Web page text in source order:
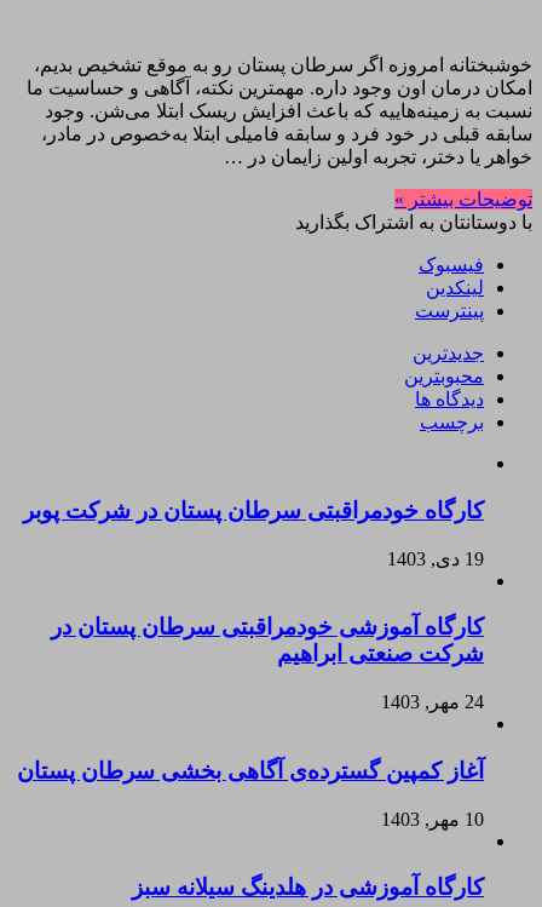
خوشبختانه امروزه اگر سرطان پستان رو به موقع تشخیص بدیم،
امکان درمان اون وجود داره. مهمترین نکته، آگاهی و حساسیت ما
نسبت به زمینه‌هاییه که باعث افزایش ریسک ابتلا می‌شن. وجود
سابقه قبلی در خود فرد و سابقه فامیلی ابتلا به‌خصوص در مادر،
خواهر یا دختر، تجربه اولین زایمان در …
توضیحات بیشتر »
با دوستانتان به اشتراک بگذارید
فیسبوک
لینکدین
پینترست
جدیدترین
محبوبترین
دیدگاه ها
برچسب
کارگاه خودمراقبتی سرطان پستان در شرکت پوبر
19 دی, 1403
کارگاه آموزشی خودمراقبتی سرطان پستان در
شرکت صنعتی ابراهیم
24 مهر, 1403
آغاز کمپین گسترده‌ی آگاهی بخشی سرطان پستان
10 مهر, 1403
کارگاه آموزشی در هلدینگ سیلانه سبز